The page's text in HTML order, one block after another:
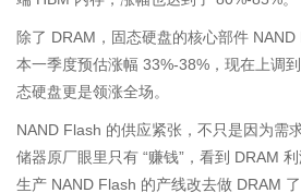
除了 DRAM，固态硬盘的核心部件
本一季度预估涨幅 33%-38%，现在上调
态硬盘更是领涨全场。
NAND Flash 的供应紧张，不只是因为需
储器原厂眼里只有 “赚钱”，看到 DRAM
生产 NAND Flash 的产线改去做 DRAM